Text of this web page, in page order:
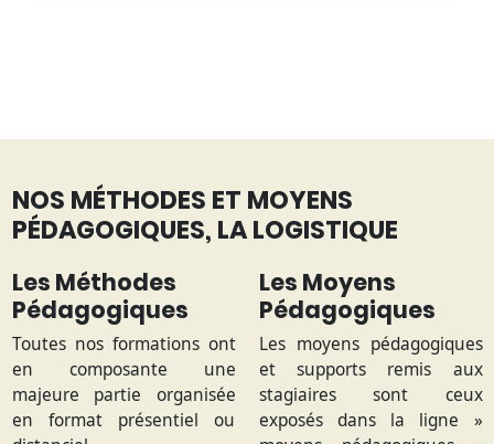
NOS MÉTHODES ET MOYENS
PÉDAGOGIQUES, LA LOGISTIQUE
Les Méthodes
Pédagogiques
Toutes nos formations ont
en composante une
majeure partie organisée
en format présentiel ou
Les Moyens
Pédagogiques
Les moyens pédagogiques
et supports remis aux
stagiaires sont ceux
exposés dans la ligne »